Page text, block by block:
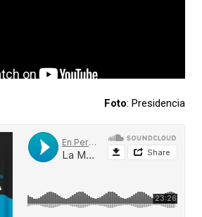
Foto: Presidencia